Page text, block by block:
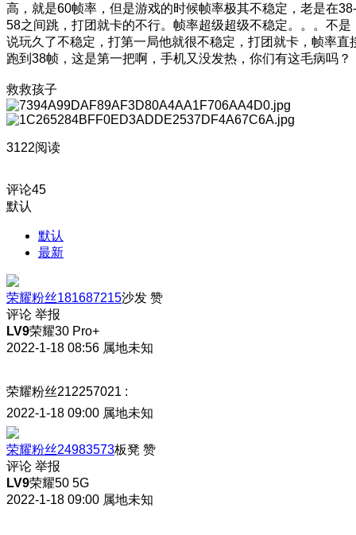
高，就是60帧率，但是游戏的时候帧率极其不稳定，老是在38-
58之间跳 ，打团就卡的不行。帧率超级超级不稳定。。。不是
说玩久了不稳定，打第一局他就很不稳定，打团就卡，帧率直
跑到38帧，这是第一把啊，手机又没发热，你们有这毛病吗？
救救孩子
3122阅读
评论45
默认
默认
最新
荣耀粉丝181687215沙发 赞
评论 举报
LV9荣耀30 Pro+
2022-1-18 08:56 属地未知
荣耀粉丝212257021 :
2022-1-18 09:00 属地未知
荣耀粉丝24983573板凳 赞
评论 举报
LV9荣耀50 5G
2022-1-18 09:00 属地未知